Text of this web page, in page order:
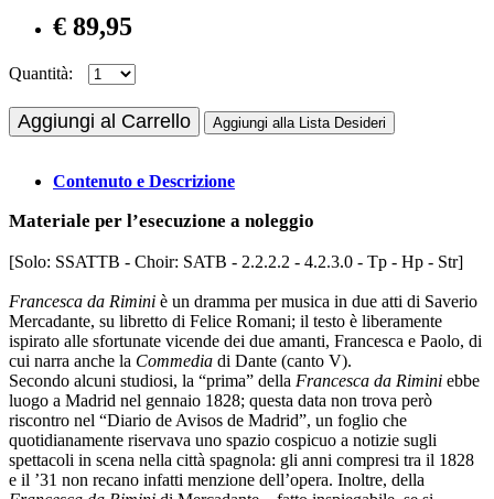
€ 89,95
Quantità:
Aggiungi al Carrello Aggiungi alla Lista Desideri
Contenuto e Descrizione
Materiale per l’esecuzione a noleggio
[Solo: SSATTB - Choir: SATB - 2.2.2.2 - 4.2.3.0 - Tp - Hp - Str]
Francesca da Rimini è un dramma per musica in due atti di Saverio
Mercadante, su libretto di Felice Romani; il testo è liberamente
ispirato alle sfortunate vicende dei due amanti, Francesca e Paolo, di
cui narra anche la Commedia di Dante (canto V).
Secondo alcuni studiosi, la “prima” della Francesca da Rimini ebbe
luogo a Madrid nel gennaio 1828; questa data non trova però
riscontro nel “Diario de Avisos de Madrid”, un foglio che
quotidianamente riservava uno spazio cospicuo a notizie sugli
spettacoli in scena nella città spagnola: gli anni compresi tra il 1828
e il ’31 non recano infatti menzione dell’opera. Inoltre, della